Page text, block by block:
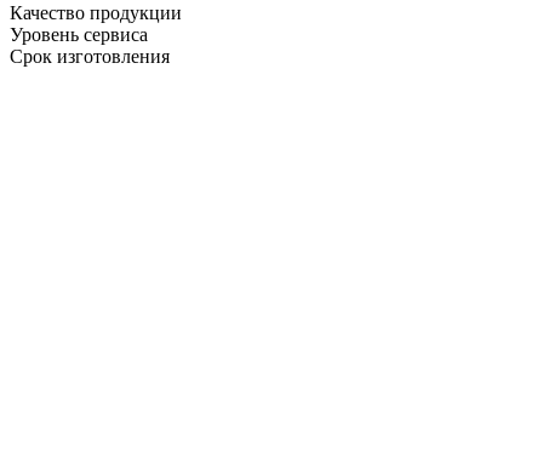
Качество продукции
Уровень сервиса
Срок изготовления